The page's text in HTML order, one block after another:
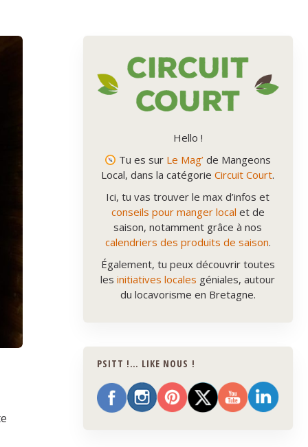
Hello !
Tu es sur Le Mag’ de Mangeons
Local, dans la catégorieCircuit Court.
Ici, tu vas trouver le max d’infos et
conseils pour manger local et de
saison, notamment grâce à nos
calendriers des produits de saison.
Également, tu peux découvrir toutes
lesinitiatives locales géniales, autour
du locavorisme en Bretagne.
PSITT !… LIKE NOUS !